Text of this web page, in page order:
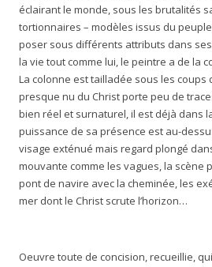
éclairant le monde, sous les brutalités
tortionnaires – modèles issus du
poser sous différents attributs dans
la vie tout comme lui, le peintre a de la
La colonne est tailladée sous les coups
presque nu du Christ porte peu de
bien réel et surnaturel, il est déjà dans
puissance de sa présence est au-
visage exténué mais regard plongé
mouvante comme les vagues, la scène
pont de navire avec la cheminée, les
mer dont le Christ scrute l’horizon…
Oeuvre toute de concision, recueillie,